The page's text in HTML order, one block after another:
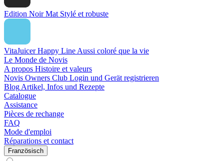
Edition Noir Mat Stylé et robuste
VitaJuicer Happy Line Aussi coloré que la vie
Le Monde de Novis
A propos Histoire et valeurs
Novis Owners Club Login und Gerät registrieren
Blog Artikel, Infos und Rezepte
Catalogue
Assistance
Pièces de rechange
FAQ
Mode d'emploi
Réparations et contact
Französisch